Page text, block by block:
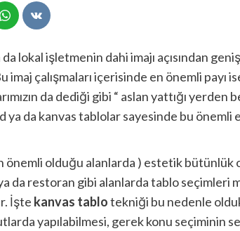
lokal işletmenin dahi imajı açısından
çalışmaları içerisinde en önemli payı
da dediği gibi “ aslan yattığı yerden
ya da kanvas tablolar sayesinde bu önemli
önemli olduğu alanlarda ) estetik
da restoran gibi alanlarda tablo seçimleri
İşte kanvas tablotekniği bu nedenle
yapılabilmesi, gerek konu seçiminin